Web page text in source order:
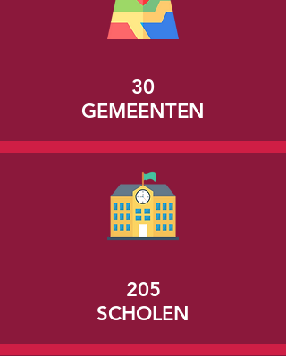
30
GEMEENTEN
205
SCHOLEN